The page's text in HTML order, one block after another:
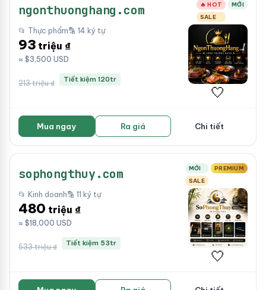
ngonthuonghang.com 🔥 HOT
MỚI
SALE
📂 Thực phẩm🔡 14 ký tự
93 triệu ₫
≈ $3,500 USD
213 triệu ₫ Tiết kiệm 120tr
🤍
Mua ngay Ra giá Chi tiết
sophongthuy.com MỚI
PREMIUM
SALE
📂 Kinh doanh🔡 11 ký tự
480 triệu ₫
≈ $18,000 USD
533 triệu ₫ Tiết kiệm 53tr
🤍